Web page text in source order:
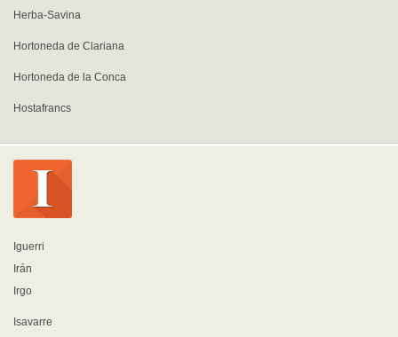
Herba-Savina
Hortoneda de Clariana
Hortoneda de la Conca
Hostafrancs
Iguerri
Irán
Irgo
Isavarre